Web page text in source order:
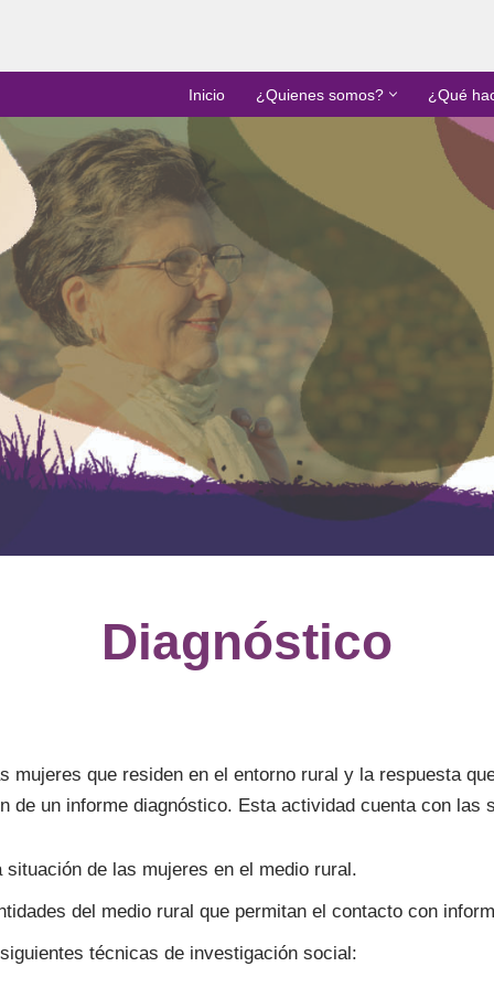
Inicio ¿Quienes somos? ¿Qué
Diagnóstico
mujeres que residen en el entorno rural y la respuesta
de un informe diagnóstico. Esta actividad cuenta con las
de las mujeres en el medio rural.
del medio rural que permitan el contacto con
técnicas de investigación social: